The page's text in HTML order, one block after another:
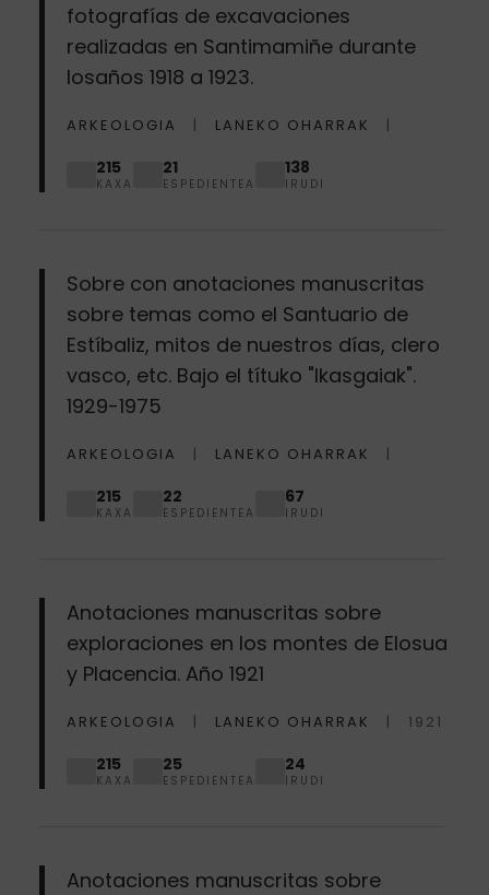
fotografías de excavaciones
realizadas en Santimamiñe durante
losaños 1918 a 1923.
ARKEOLOGIA LANEKO OHARRAK
215
KAXA
21
ESPEDIENTEA
138
IRUDI
Sobre con anotaciones manuscritas
sobre temas como el Santuario de
Estíbaliz, mitos de nuestros días, clero
vasco, etc. Bajo el títuko "Ikasgaiak".
1929-1975
ARKEOLOGIA LANEKO OHARRAK
215
KAXA
22
ESPEDIENTEA
67
IRUDI
Anotaciones manuscritas sobre
exploraciones en los montes de Elosua
y Placencia. Año 1921
ARKEOLOGIA LANEKO OHARRAK 1921
215
KAXA
25
ESPEDIENTEA
24
IRUDI
Anotaciones manuscritas sobre